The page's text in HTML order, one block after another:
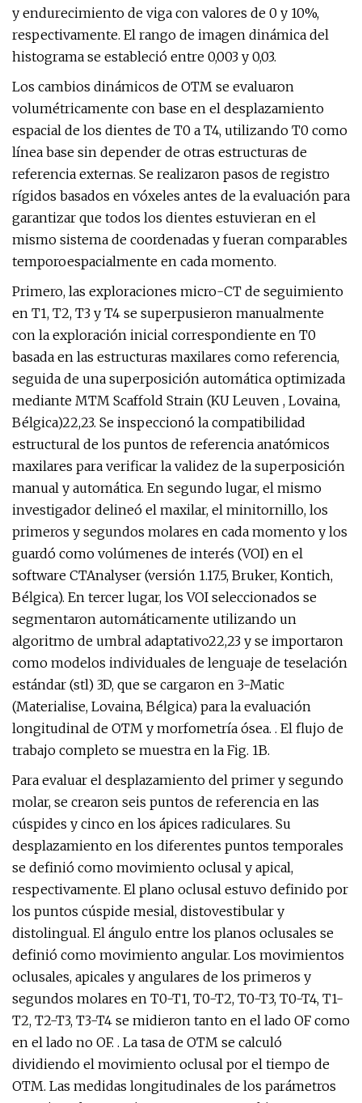
y endurecimiento de viga con valores de 0 y 10%,
respectivamente. El rango de imagen dinámica del
histograma se estableció entre 0,003 y 0,03.
Los cambios dinámicos de OTM se evaluaron
volumétricamente con base en el desplazamiento
espacial de los dientes de T0 a T4, utilizando T0 como
línea base sin depender de otras estructuras de
referencia externas. Se realizaron pasos de registro
rígidos basados ​​en vóxeles antes de la evaluación para
garantizar que todos los dientes estuvieran en el
mismo sistema de coordenadas y fueran comparables
temporoespacialmente en cada momento.
Primero, las exploraciones micro-CT de seguimiento
en T1, T2, T3 y T4 se superpusieron manualmente
con la exploración inicial correspondiente en T0
basada en las estructuras maxilares como referencia,
seguida de una superposición automática optimizada
mediante MTM Scaffold Strain (KU Leuven , Lovaina,
Bélgica)22,23. Se inspeccionó la compatibilidad
estructural de los puntos de referencia anatómicos
maxilares para verificar la validez de la superposición
manual y automática. En segundo lugar, el mismo
investigador delineó el maxilar, el minitornillo, los
primeros y segundos molares en cada momento y los
guardó como volúmenes de interés (VOI) en el
software CTAnalyser (versión 1.17.5, Bruker, Kontich,
Bélgica). En tercer lugar, los VOI seleccionados se
segmentaron automáticamente utilizando un
algoritmo de umbral adaptativo22,23 y se importaron
como modelos individuales de lenguaje de teselación
estándar (stl) 3D, que se cargaron en 3-Matic
(Materialise, Lovaina, Bélgica) para la evaluación
longitudinal de OTM y morfometría ósea. . El flujo de
trabajo completo se muestra en la Fig. 1B.
Para evaluar el desplazamiento del primer y segundo
molar, se crearon seis puntos de referencia en las
cúspides y cinco en los ápices radiculares. Su
desplazamiento en los diferentes puntos temporales
se definió como movimiento oclusal y apical,
respectivamente. El plano oclusal estuvo definido por
los puntos cúspide mesial, distovestibular y
distolingual. El ángulo entre los planos oclusales se
definió como movimiento angular. Los movimientos
oclusales, apicales y angulares de los primeros y
segundos molares en T0-T1, T0-T2, T0-T3, T0-T4, T1-
T2, T2-T3, T3-T4 se midieron tanto en el lado OF como
en el lado no OF. . La tasa de OTM se calculó
dividiendo el movimiento oclusal por el tiempo de
OTM. Las medidas longitudinales de los parámetros